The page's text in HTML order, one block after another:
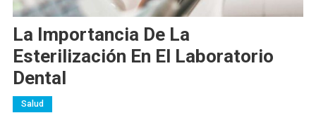
La Importancia De La
Esterilización En El Laboratorio
Dental
Salud